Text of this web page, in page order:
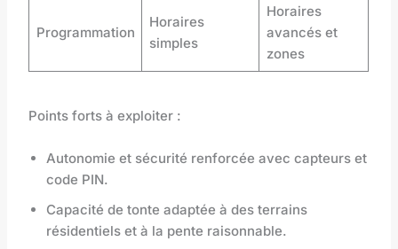
Programmation
Horaires
simples
Horaires
avancés et
zones
Points forts à exploiter :
Autonomie et sécurité renforcée avec capteurs et
code PIN.
Capacité de tonte adaptée à des terrains
résidentiels et à la pente raisonnable.